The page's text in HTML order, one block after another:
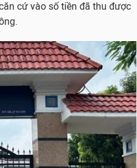
cứ vào số tiền đã thu được